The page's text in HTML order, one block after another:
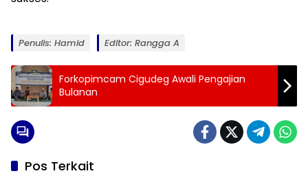
Penulis: Hamid Editor: Rangga A
Forkopimcam Cigudeg Awali Pengajian
Bulanan
Pos Terkait